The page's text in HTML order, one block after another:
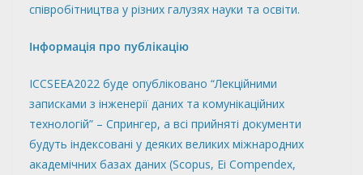
співробітництва у різних галузях науки та освіти.
Інформація про публікацію
ICCSEEA2022 буде опубліковано “Лекційними
записками з інженерії даних та комунікаційних
технологій” – Спрингер, а всі прийняті документи
будуть індексовані у деяких великих міжнародних
академічних базах даних (Scopus, Ei Compendex,